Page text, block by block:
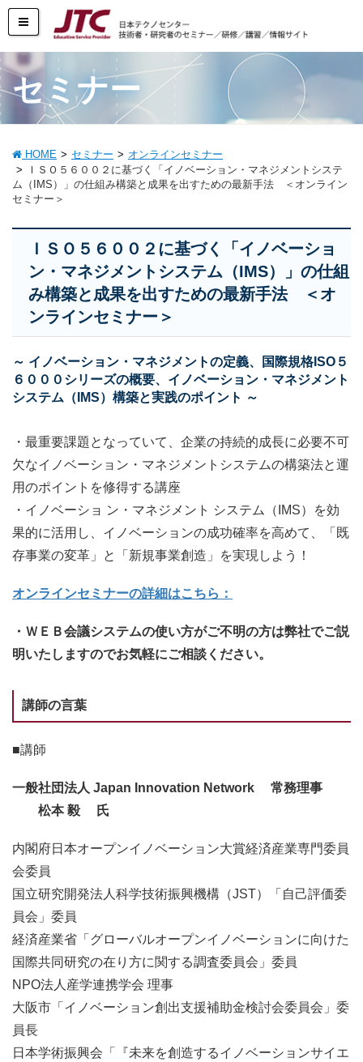
セミナー
HOME セミナー
オンラインセミナー
ＩＳＯ５６００２に基づく「イノベーション・マネジメントシステ
ム（IMS）」の仕組み構築と成果を出すための最新手法 ＜オンライン
セミナー＞
ＩＳＯ５６００２に基づく「イノベーショ
ン・マネジメントシステム（IMS）」の仕組
み構築と成果を出すための最新手法 ＜オ
ンラインセミナー＞
～ イノベーション・マネジメントの定義、国際規格ISO５
６０００シリーズの概要、イノベーション・マネジメント
システム（IMS）構築と実践のポイント ～
・最重要課題となっていて、企業の持続的成長に必要不可
欠なイノベーション・マネジメントシステムの構築法と運
用のポイントを修得する講座
・イノベーショ ン・マネジメント システム（IMS）を効
果的に活用し、イノベーションの成功確率を高めて、「既
存事業の変革」と「新規事業創造」を実現しよう！
オンラインセミナーの詳細はこちら：
・ＷＥＢ会議システムの使い方がご不明の方は弊社でご説
明いたしますのでお気軽にご相談ください。
講師の言葉
■講師
一般社団法人 Japan Innovation Network
常務理事
松本 毅 氏
内閣府日本オープンイノベーション大賞経済産業専門委員
会委員
国立研究開発法人科学技術振興機構（JST）「自己評価委
員会」委員
経済産業省「グローバルオープンイノベーションに向けた
国際共同研究の在り方に関する調査委員会」委員
NPO法人産学連携学会 理事
大阪市「イノベーション創出支援補助金検討会委員会」委
員長
日本学術振興会「『未来を創造するイノベーションサイエ